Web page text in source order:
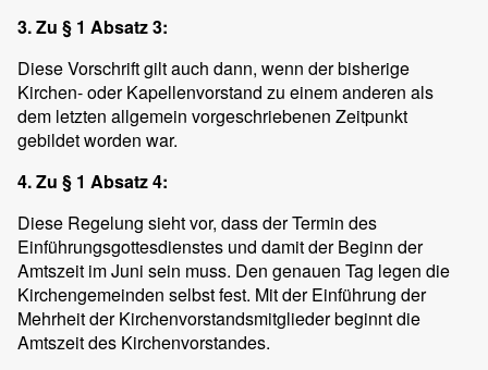
3. Zu § 1 Absatz 3:
Diese Vorschrift gilt auch dann, wenn der bisherige
Kirchen- oder Kapellenvorstand zu einem anderen als
dem letzten allgemein vorgeschriebenen Zeitpunkt
gebildet worden war.
4. Zu § 1 Absatz 4:
Diese Regelung sieht vor, dass der Termin des
Einführungsgottesdienstes und damit der Beginn der
Amtszeit im Juni sein muss. Den genauen Tag legen die
Kirchengemeinden selbst fest. Mit der Einführung der
Mehrheit der Kirchenvorstandsmitglieder beginnt die
Amtszeit des Kirchenvorstandes.